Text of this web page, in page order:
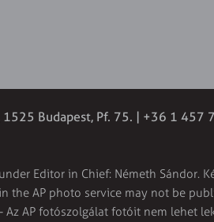
1525 Budapest, Pf. 75. | +36 1
Editor in Chief: Németh Sándor.
the AP photo service may not be
Az AP fotószolgálat fotóit nem lehet